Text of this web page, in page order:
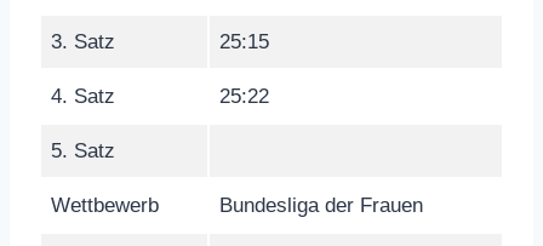
3. Satz 25:15
4. Satz 25:22
5. Satz
Wettbewerb Bundesliga der Frauen